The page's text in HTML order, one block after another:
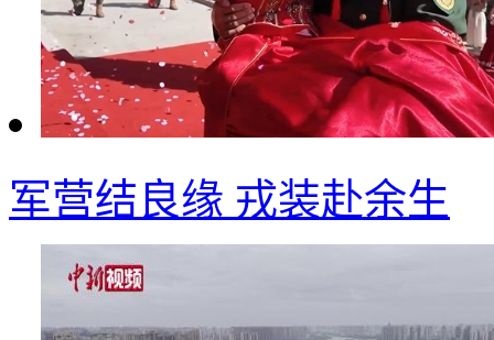
军营结良缘 戎装赴余生